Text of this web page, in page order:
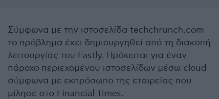
Σύμφωνα με την ιστοσελίδα techchrunch.com
το πρόβλημα έχει δημιουργηθεί από τη διακοπή
λειτουργίας του Fastly. Πρόκειται για έναν
πάροχο περιεχομένου ιστοσελίδων μέσω cloud
σύμφωνα με εκπρόσωπο της εταιρείας που
μίλησε στο Financial Times.